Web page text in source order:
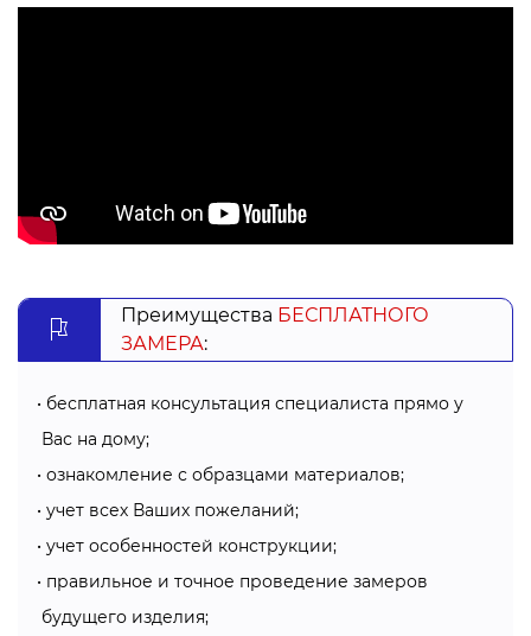
2) Замер на проем окна:
ширина = ширина отверстия + 1 см (как минимум);
увеличивать).
Особенности монтажа:
Приобретая горизонтальные жалюзи в Хмельницком
на окна Вы получаете комплект, в который входят
болты, дюбеля, кронштейны, а также инструкция.
Преимущества БЕСПЛАТНОГО
ЗАМЕРА:
бесплатная консультация специалиста прямо у
Вас на дому;
ознакомление с образцами материалов;
учет всех Ваших пожеланий;
учет особенностей конструкции;
правильное и точное проведение замеров
будущего изделия;